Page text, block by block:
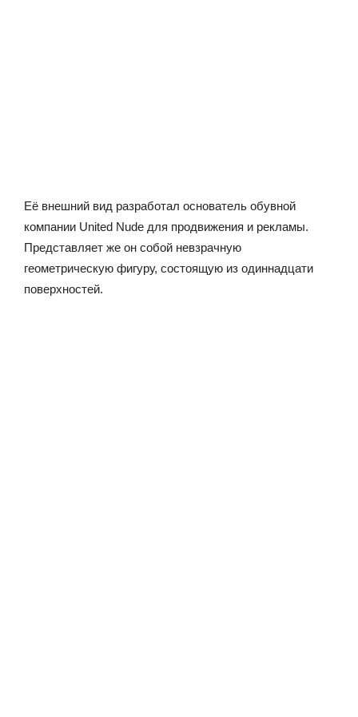
Её внешний вид разработал основатель обувной
компании United Nude для продвижения и рекламы.
Представляет же он собой невзрачную
геометрическую фигуру, состоящую из одиннадцати
поверхностей.